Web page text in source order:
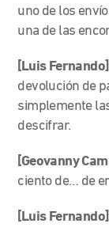
uno de los
una de las
[Luis
devolución de
simplemente
descifrar.
[Geovanny
ciento de… de
[Luis